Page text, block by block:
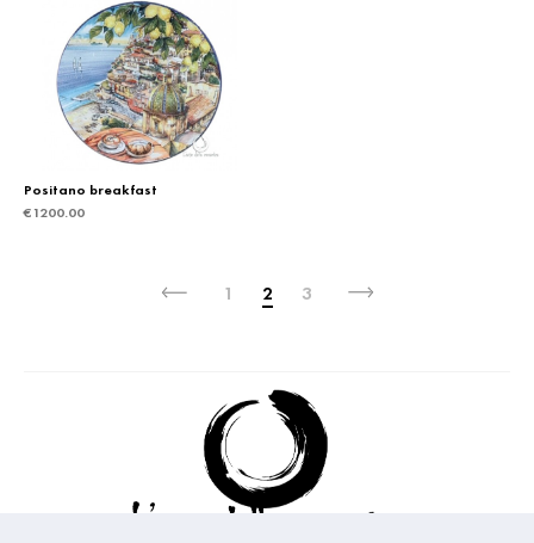
Positano breakfast
€1200.00
1 2 3